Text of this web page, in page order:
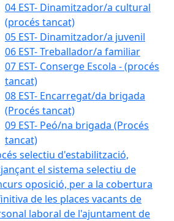
04 EST- Dinamitzador/a cultural
(procés tancat)
05 EST- Dinamitzador/a juvenil
06 EST- Treballador/a familiar
07 EST- Conserge Escola - (procés
tancat)
08 EST- Encarregat/da brigada
(Procés tancat)
09 EST- Peó/na brigada (Procés
tancat)
selectiu d'estabilització,
el sistema selectiu de
oposició, per a la cobertura
de les places vacants de
laboral de l'ajuntament de